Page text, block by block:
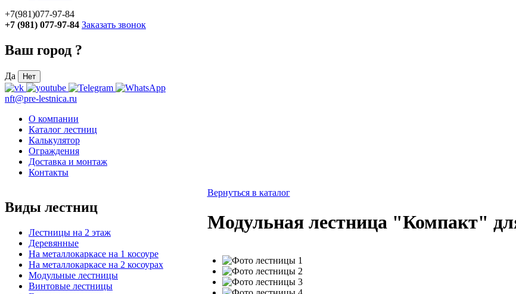
+7(981)077-97-84
+7 (981) 077-97-84 Заказать звонок
Ваш город ?
Да Нет
nft@pre-lestnica.ru
О компании
Каталог лестниц
Калькулятор
Ограждения
Доставка и монтаж
Контакты
Виды лестниц
Лестницы на 2 этаж
Деревянные
На металлокаркасе на 1 косоуре
На металлокаркасе на 2 косоурах
Модульные лестницы
Винтовые лестницы
Вернуться в каталог
Модульная лестница "Компакт"